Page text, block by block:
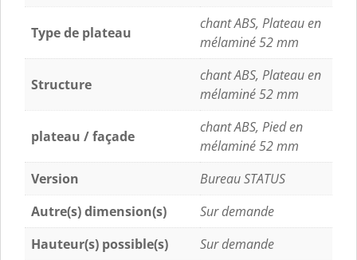
Type de plateau
chant ABS, Plateau en
mélaminé 52 mm
Structure
chant ABS, Plateau en
mélaminé 52 mm
plateau / façade
chant ABS, Pied en
mélaminé 52 mm
Version
Bureau STATUS
Autre(s) dimension(s)
Sur demande
Hauteur(s) possible(s)
Sur demande